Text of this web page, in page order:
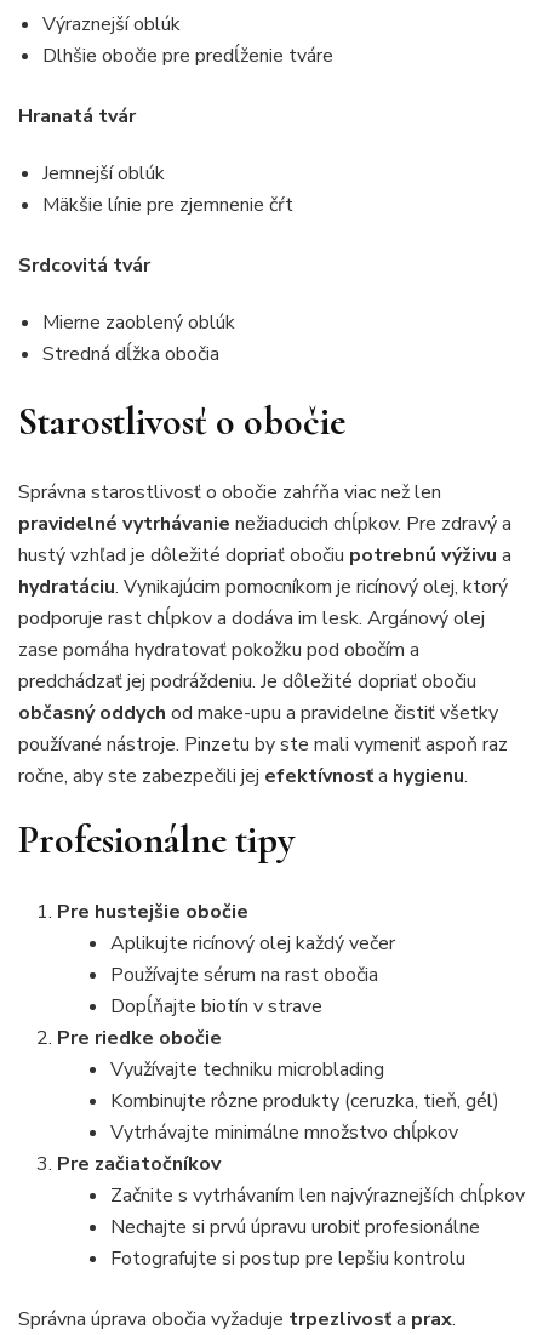
Výraznejší oblúk
Dlhšie obočie pre predĺženie tváre
Hranatá tvár
Jemnejší oblúk
Mäkšie línie pre zjemnenie čŕt
Srdcovitá tvár
Mierne zaoblený oblúk
Stredná dĺžka obočia
Starostlivosť o obočie
Správna starostlivosť o obočie zahŕňa viac než len
pravidelné vytrhávanie nežiaducich chĺpkov. Pre zdravý a
hustý vzhľad je dôležité dopriať obočiu potrebnú výživu a
hydratáciu. Vynikajúcim pomocníkom je ricínový olej, ktorý
podporuje rast chĺpkov a dodáva im lesk. Argánový olej
zase pomáha hydratovať pokožku pod obočím a
predchádzať jej podráždeniu. Je dôležité dopriať obočiu
občasný oddych od make-upu a pravidelne čistiť všetky
používané nástroje. Pinzetu by ste mali vymeniť aspoň raz
ročne, aby ste zabezpečili jej efektívnosťa hygienu.
Profesionálne tipy
Pre hustejšie obočie
Aplikujte ricínový olej každý večer
Používajte sérum na rast obočia
Dopĺňajte biotín v strave
Pre riedke obočie
Využívajte techniku microblading
Kombinujte rôzne produkty (ceruzka, tieň, gél)
Vytrhávajte minimálne množstvo chĺpkov
Pre začiatočníkov
Začnite s vytrhávaním len najvýraznejších chĺpkov
Nechajte si prvú úpravu urobiť profesionálne
Fotografujte si postup pre lepšiu kontrolu
Správna úprava obočia vyžaduje trpezlivosťa prax.